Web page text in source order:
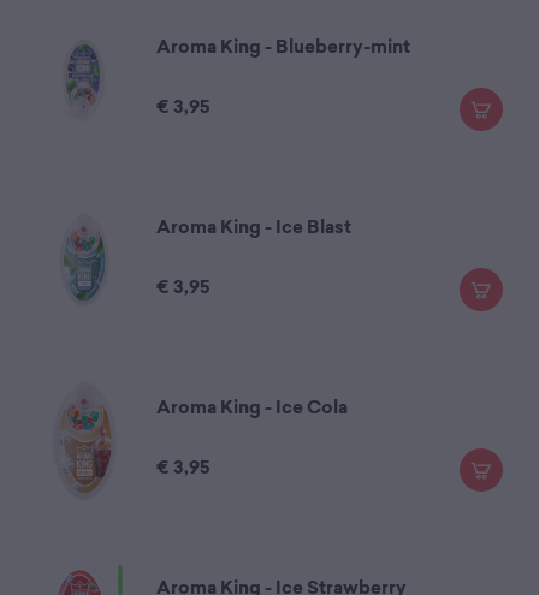
Aroma King - Blueberry-mint
€ 3,95
Aroma King - Ice Blast
€ 3,95
Aroma King - Ice Cola
€ 3,95
Aroma King - Ice Strawberry